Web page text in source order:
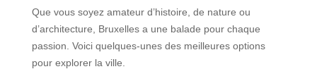
Que vous soyez amateur d’histoire, de nature ou
d’architecture, Bruxelles a une balade pour chaque
passion. Voici quelques-unes des meilleures options
pour explorer la ville.